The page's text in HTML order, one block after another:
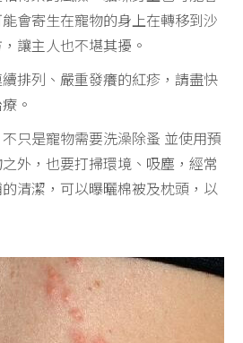
會寄生在寵物的身上在轉移到沙
讓主人也不堪其擾。
排列、嚴重發癢的紅疹，請盡快
。
只是寵物需要洗澡除蚤 並使用預
外，也要打掃環境、吸塵，經常
清潔，可以曝曬棉被及枕頭，以